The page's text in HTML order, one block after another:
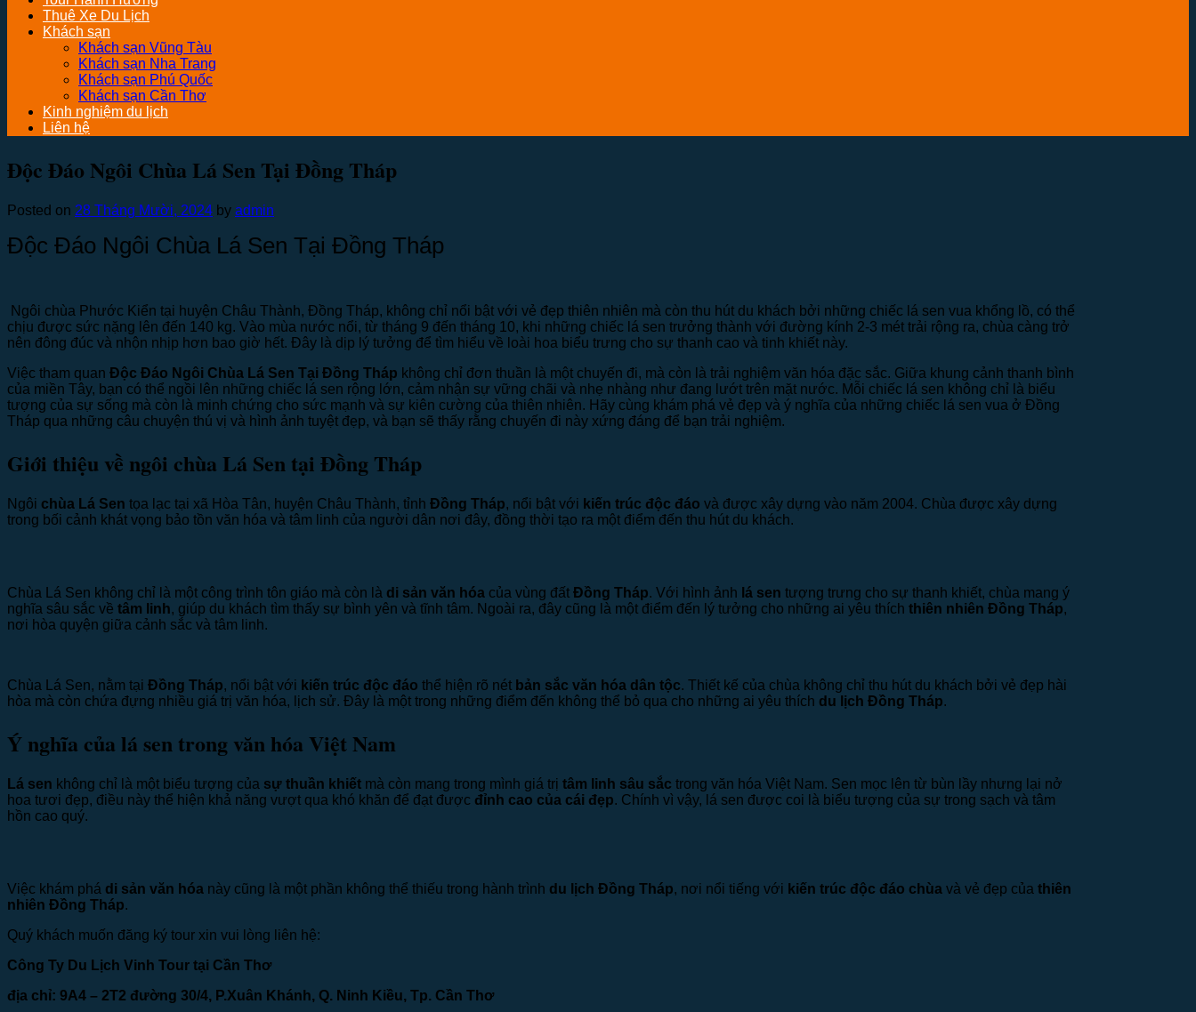
Thuê Xe Du Lịch
Khách sạn
Khách sạn Vũng Tàu
Khách sạn Nha Trang
Khách sạn Phú Quốc
Khách sạn Cần Thơ
Kinh nghiệm du lịch
Liên hệ
Độc Đáo Ngôi Chùa Lá Sen Tại Đồng Tháp
Posted on 28 Tháng Mười, 2024 by admin
Độc Đáo Ngôi Chùa Lá Sen Tại Đồng Tháp
Ngôi chùa Phước Kiển tại huyện Châu Thành, Đồng Tháp, không chỉ nổi bật với vẻ đẹp thiên nhiên mà còn thu hút du khách bởi những chiếc lá sen vua khổng lồ, có thể
chịu được sức nặng lên đến 140 kg. Vào mùa nước nổi, từ tháng 9 đến tháng 10, khi những chiếc lá sen trưởng thành với đường kính 2-3 mét trải rộng ra, chùa càng trở
nên đông đúc và nhộn nhịp hơn bao giờ hết. Đây là dịp lý tưởng để tìm hiểu về loài hoa biểu trưng cho sự thanh cao và tinh khiết này.
Việc tham quan Độc Đáo Ngôi Chùa Lá Sen Tại Đồng Tháp không chỉ đơn thuần là một chuyến đi, mà còn là trải nghiệm văn hóa đặc sắc. Giữa khung cảnh thanh bình
của miền Tây, bạn có thể ngồi lên những chiếc lá sen rộng lớn, cảm nhận sự vững chãi và nhẹ nhàng như đang lướt trên mặt nước. Mỗi chiếc lá sen không chỉ là biểu
tượng của sự sống mà còn là minh chứng cho sức mạnh và sự kiên cường của thiên nhiên. Hãy cùng khám phá vẻ đẹp và ý nghĩa của những chiếc lá sen vua ở Đồng
Tháp qua những câu chuyện thú vị và hình ảnh tuyệt đẹp, và bạn sẽ thấy rằng chuyến đi này xứng đáng để bạn trải nghiệm.
Giới thiệu về ngôi chùa Lá Sen tại Đồng Tháp
Ngôi chùa Lá Sen tọa lạc tại xã Hòa Tân, huyện Châu Thành, tỉnh Đồng Tháp, nổi bật với kiến trúc độc đáo và được xây dựng vào năm 2004. Chùa được xây dựng
trong bối cảnh khát vọng bảo tồn văn hóa và tâm linh của người dân nơi đây, đồng thời tạo ra một điểm đến thu hút du khách.
Chùa Lá Sen không chỉ là một công trình tôn giáo mà còn là di sản văn hóa của vùng đất Đồng Tháp. Với hình ảnh lá sen tượng trưng cho sự thanh khiết, chùa mang ý
nghĩa sâu sắc về tâm linh, giúp du khách tìm thấy sự bình yên và tĩnh tâm. Ngoài ra, đây cũng là một điểm đến lý tưởng cho những ai yêu thích thiên nhiên Đồng Tháp,
nơi hòa quyện giữa cảnh sắc và tâm linh.
Chùa Lá Sen, nằm tại Đồng Tháp, nổi bật với kiến trúc độc đáo thể hiện rõ nét bản sắc văn hóa dân tộc. Thiết kế của chùa không chỉ thu hút du khách bởi vẻ đẹp hài
hòa mà còn chứa đựng nhiều giá trị văn hóa, lịch sử. Đây là một trong những điểm đến không thể bỏ qua cho những ai yêu thích du lịch Đồng Tháp.
Ý nghĩa của lá sen trong văn hóa Việt Nam
Lá sen không chỉ là một biểu tượng của sự thuần khiết mà còn mang trong mình giá trị tâm linh sâu sắc trong văn hóa Việt Nam. Sen mọc lên từ bùn lầy nhưng lại nở
hoa tươi đẹp, điều này thể hiện khả năng vượt qua khó khăn để đạt được đỉnh cao của cái đẹp. Chính vì vậy, lá sen được coi là biểu tượng của sự trong sạch và tâm
hồn cao quý.
Việc khám phá di sản văn hóa này cũng là một phần không thể thiếu trong hành trình du lịch Đồng Tháp, nơi nổi tiếng với kiến trúc độc đáo chùa và vẻ đẹp của thiên
nhiên Đồng Tháp.
Quý khách muốn đăng ký tour xin vui lòng liên hệ:
Công Ty Du Lịch Vinh Tour tại Cần Thơ
địa chỉ: 9A4 – 2T2 đường 30/4, P.Xuân Khánh, Q. Ninh Kiều, Tp. Cần Thơ